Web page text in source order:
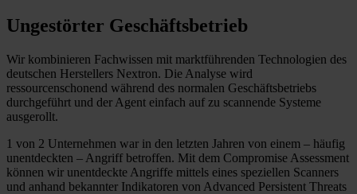
Ungestörter Geschäftsbetrieb
Wir kombinieren Fachwissen mit marktführenden Technologien des
deutschen Herstellers Nextron. Die Analyse wird
ressourcenschonend während des normalen Geschäftsbetriebs
durchgeführt und der Agent einfach auf zu scannende Systeme
ausgerollt.
1 von 2 Unternehmen war in den letzten Jahren von einem – häufig
unentdeckten – Angriff betroffen. Mit dem Compromise Assessment
können wir unentdeckte Angriffe mittels eines speziellen Scanners
und anhand bekannter Indikatoren von Advanced Persistent Threats